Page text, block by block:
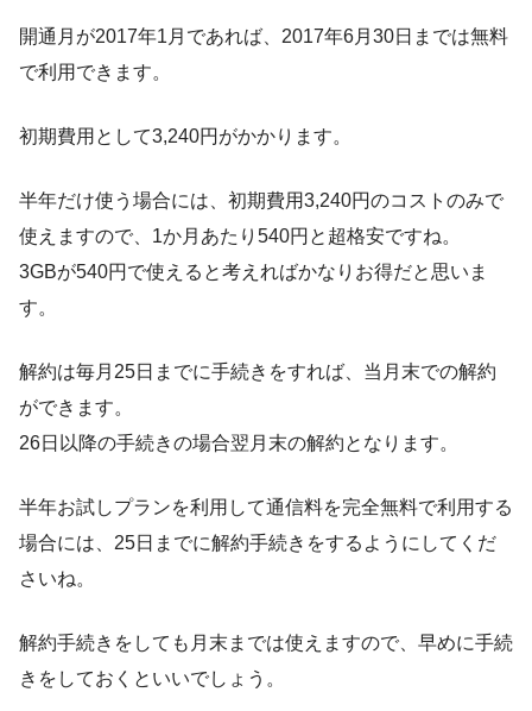
開通月が2017年1月であれば、2017年6月30日までは無料
で利用できます。
初期費用として3,240円がかかります。
半年だけ使う場合には、初期費用3,240円のコストのみで
使えますので、1か月あたり540円と超格安ですね。
3GBが540円で使えると考えればかなりお得だと思いま
す。
解約は毎月25日までに手続きをすれば、当月末での解約
ができます。
26日以降の手続きの場合翌月末の解約となります。
半年お試しプランを利用して通信料を完全無料で利用する
場合には、25日までに解約手続きをするようにしてくだ
さいね。
解約手続きをしても月末までは使えますので、早めに手続
きをしておくといいでしょう。